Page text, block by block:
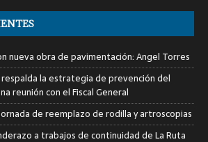
nueva obra de pavimentación: Angel Torres
la estrategia de prevención del
reunión con el Fiscal General
de reemplazo de rodilla y artroscopias
a trabajos de continuidad de La Ruta